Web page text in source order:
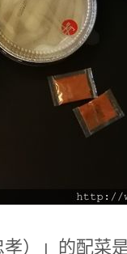
）」的配菜